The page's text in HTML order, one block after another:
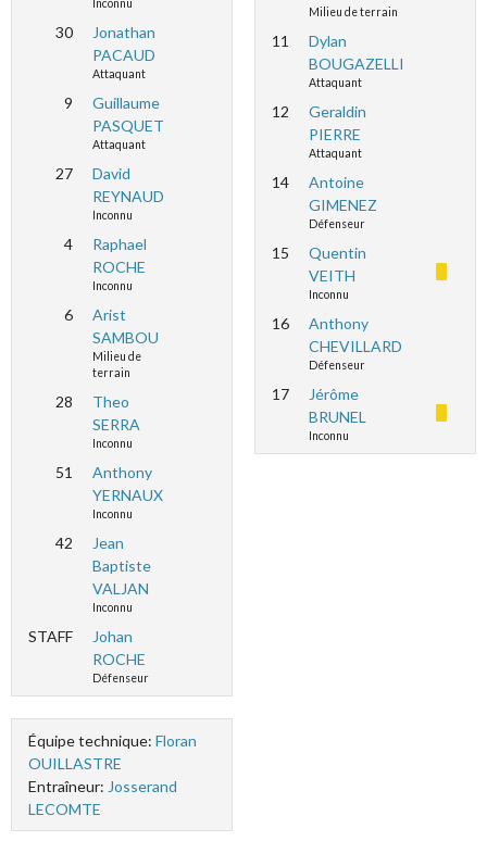
Inconnu
30
Jonathan
PACAUD
Attaquant
9
Guillaume
PASQUET
Attaquant
27
David
REYNAUD
Inconnu
4
Raphael
ROCHE
Inconnu
6
Arist
SAMBOU
Milieu de
terrain
28
Theo
SERRA
Inconnu
51
Anthony
YERNAUX
Inconnu
42
Jean
Baptiste
VALJAN
Inconnu
STAFF
Johan
ROCHE
Défenseur
Équipe technique: Floran
OUILLASTRE
Entraîneur: Josserand
LECOMTE
Milieu de terrain
11
Dylan
BOUGAZELLI
Attaquant
12
Geraldin
PIERRE
Attaquant
14
Antoine
GIMENEZ
Défenseur
15
Quentin
VEITH
Inconnu
16
Anthony
CHEVILLARD
Défenseur
17
Jérôme
BRUNEL
Inconnu